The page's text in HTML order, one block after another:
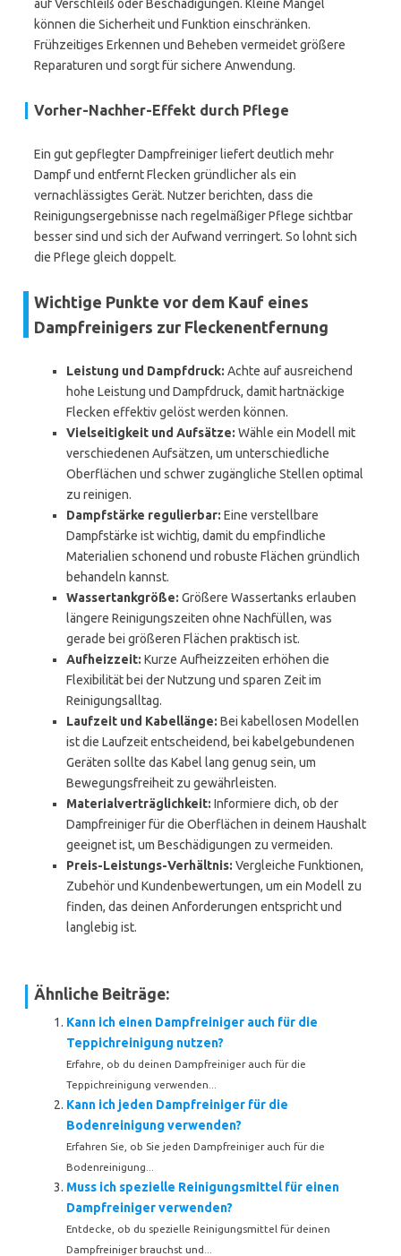
auf Verschleiß oder Beschädigungen. Kleine Mängel
können die Sicherheit und Funktion einschränken.
Frühzeitiges Erkennen und Beheben vermeidet größere
Reparaturen und sorgt für sichere Anwendung.
Vorher-Nachher-Effekt durch Pflege
Ein gut gepflegter Dampfreiniger liefert deutlich mehr
Dampf und entfernt Flecken gründlicher als ein
vernachlässigtes Gerät. Nutzer berichten, dass die
Reinigungsergebnisse nach regelmäßiger Pflege sichtbar
besser sind und sich der Aufwand verringert. So lohnt sich
die Pflege gleich doppelt.
Wichtige Punkte vor dem Kauf eines
Dampfreinigers zur Fleckenentfernung
Leistung und Dampfdruck: Achte auf ausreichend
hohe Leistung und Dampfdruck, damit hartnäckige
Flecken effektiv gelöst werden können.
Vielseitigkeit und Aufsätze: Wähle ein Modell mit
verschiedenen Aufsätzen, um unterschiedliche
Oberflächen und schwer zugängliche Stellen optimal
zu reinigen.
Dampfstärke regulierbar: Eine verstellbare
Dampfstärke ist wichtig, damit du empfindliche
Materialien schonend und robuste Flächen gründlich
behandeln kannst.
Wassertankgröße: Größere Wassertanks erlauben
längere Reinigungszeiten ohne Nachfüllen, was
gerade bei größeren Flächen praktisch ist.
Aufheizzeit: Kurze Aufheizzeiten erhöhen die
Flexibilität bei der Nutzung und sparen Zeit im
Reinigungsalltag.
Laufzeit und Kabellänge: Bei kabellosen Modellen
ist die Laufzeit entscheidend, bei kabelgebundenen
Geräten sollte das Kabel lang genug sein, um
Bewegungsfreiheit zu gewährleisten.
Materialverträglichkeit: Informiere dich, ob der
Dampfreiniger für die Oberflächen in deinem Haushalt
geeignet ist, um Beschädigungen zu vermeiden.
Preis-Leistungs-Verhältnis: Vergleiche Funktionen,
Zubehör und Kundenbewertungen, um ein Modell zu
finden, das deinen Anforderungen entspricht und
langlebig ist.
Ähnliche Beiträge:
Kann ich einen Dampfreiniger auch für die
Teppichreinigung nutzen?
Erfahre, ob du deinen Dampfreiniger auch für die
Teppichreinigung verwenden...
Kann ich jeden Dampfreiniger für die
Bodenreinigung verwenden?
Erfahren Sie, ob Sie jeden Dampfreiniger auch für die
Bodenreinigung...
Muss ich spezielle Reinigungsmittel für einen
Dampfreiniger verwenden?
Entdecke, ob du spezielle Reinigungsmittel für deinen
Dampfreiniger brauchst und...